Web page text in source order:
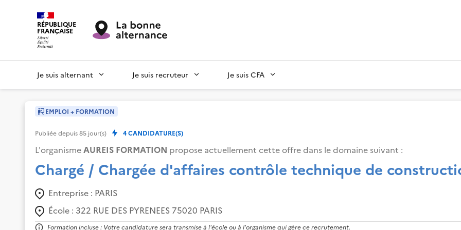
RÉPUBLIQUE
FRANÇAISE
Je suis alternant Je suis recruteur Je suis CFA
EMPLOI + FORMATION
Publiée depuis85 jour(s) 4CANDIDATURE(S)
L'organismeAUREIS FORMATION propose actuellement cette offre dans le domaine suivant :
Chargé / Chargée d'affaires contrôle technique de
Entreprise : PARIS
École : 322 RUE DES PYRENEES 75020 PARIS
Formation incluse : Votre candidature sera transmise à l'école ou à l'organisme qui gère ce recrutement.